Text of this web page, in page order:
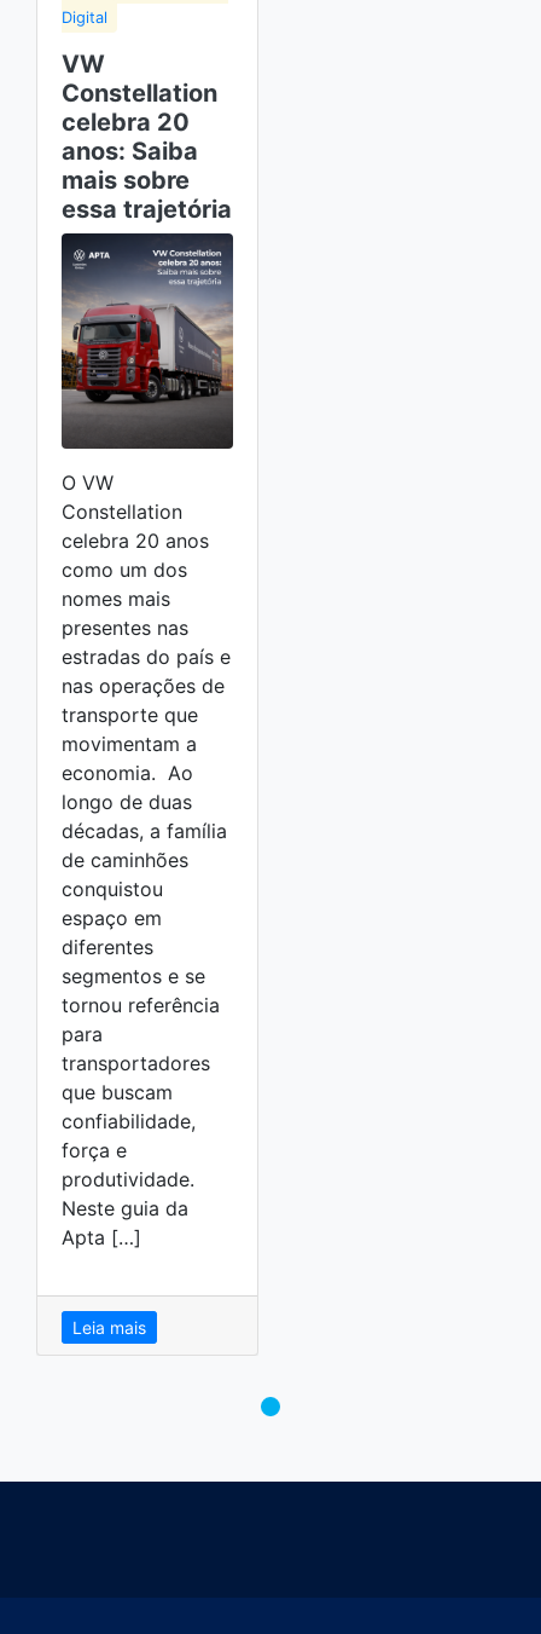
Digital
VW
Constellation
celebra 20
anos: Saiba
mais sobre
essa trajetória
O VW
Constellation
celebra 20 anos
como um dos
nomes mais
presentes nas
estradas do país e
nas operações de
transporte que
movimentam a
economia. Ao
longo de duas
décadas, a família
de caminhões
conquistou
espaço em
diferentes
segmentos e se
tornou referência
para
transportadores
que buscam
confiabilidade,
força e
produtividade.
Neste guia da
Apta […]
Leia mais